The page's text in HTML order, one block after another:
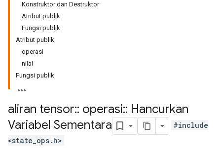
Konstruktor dan Destruktor
Atribut publik
Fungsi publik
Atribut publik
operasi
nilai
Fungsi publik
aliran tensor:: operasi:: Hancurkan
Variabel Sementara
#include
<state_ops.h>